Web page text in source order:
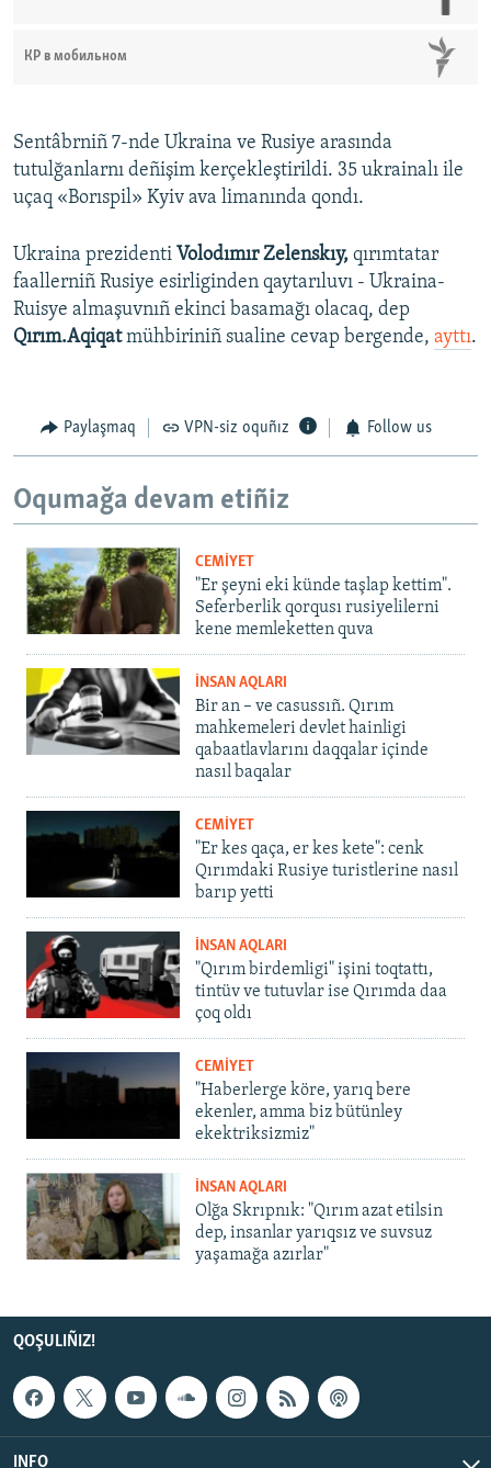
КР в мобильном
Sentâbrniñ 7-nde Ukraina ve Rusiye arasında
tutulğanlarnı deñişim kerçekleştirildi. 35 ukrainalı ile
uçaq «Borıspil» Kyiv ava limanında qondı.
Ukraina prezidenti Volodımır Zelenskıy, qırımtatar
faallerniñ Rusiye esirliginden qaytarıluvı - Ukraina-
Ruisye almaşuvnıñ ekinci basamağı olacaq, dep
Qırım.Aqiqatmühbiriniñ sualine cevap bergende, ayttı.
Paylaşmaq VPN-siz oquñız Follow us
Oqumağa devam etiñiz
CEMİYET
"Er şeyni eki künde taşlap kettim".
Seferberlik qorqusı rusiyelilerni
kene memleketten quva
İNSAN AQLARI
Bir an – ve casussıñ. Qırım
mahkemeleri devlet hainligi
qabaatlavlarını daqqalar içinde
nasıl baqalar
CEMİYET
"Er kes qaça, er kes kete": cenk
Qırımdaki Rusiye turistlerine nasıl
barıp yetti
İNSAN AQLARI
"Qırım birdemligi" işini toqtattı,
tintüv ve tutuvlar ise Qırımda daa
çoq oldı
CEMİYET
"Haberlerge köre, yarıq bere
ekenler, amma biz bütünley
ekektriksizmiz"
İNSAN AQLARI
Olğa Skrıpnık: "Qırım azat etilsin
dep, insanlar yarıqsız ve suvsuz
yaşamağa azırlar"
QOŞULIÑIZ!
INFO